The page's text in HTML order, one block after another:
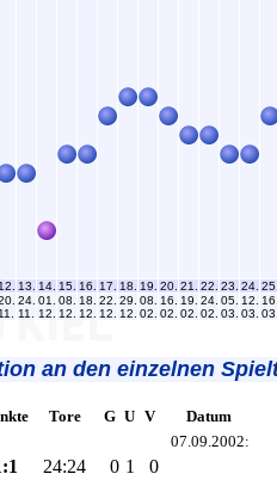
12. 13. 14. 15. 16. 17. 18. 19. 20. 21. 22. 23. 24.
11.
24.
11.
01.
12.
08.
12.
18.
12.
22.
12.
29.
12.
08.
02.
16.
02.
19.
02.
24.
02.
05.
03.
12.
03.
an den einzelnen
Tore G U V
Datum
07.09.2002:
24:24 0 1 0